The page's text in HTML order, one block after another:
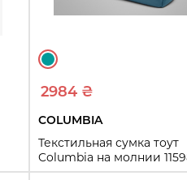
2984 ₴
COLUMBIA
Текстильная сумка тоут
Columbia на молнии
Бирюзовый